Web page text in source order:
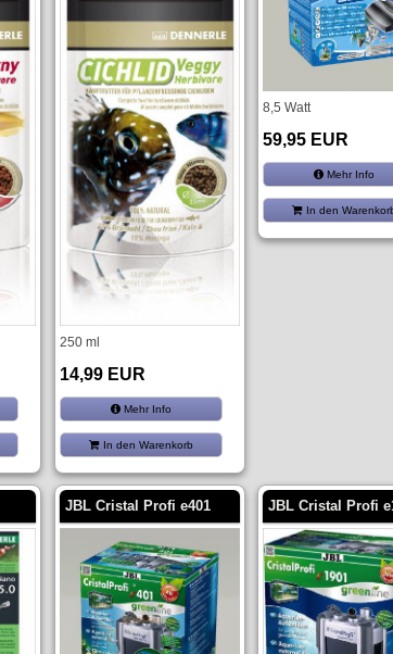
250 ml
14,99 EUR
Mehr Info
In den Warenkorb
8,5 Watt
59,95 EUR
Mehr Info
In den
JBL Cristal Profi e401 JBL Cristal Profi